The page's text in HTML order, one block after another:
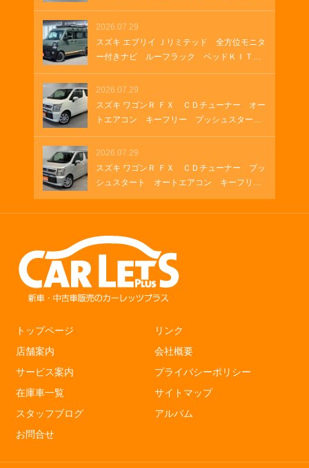
プラス シートヒーター ２１インチＲＳ
Ｓｐｙｄｅｒデザインホイール アダプティ
ブクルーズコントロール アダプティブエア
サスペンション ＥＴＣ２．０
2026.07.29
スズキ エブリイ Ｊリミテッド 全方位モニタ
ー付きナビ ルーフラック ベッドＫＩＴ
グリルガードバー ＥＴＣ ラバーマット
ＬＥＤヘッドランプ ＬＥＤフォグランプ
オートエアコン 両側パワースライド ＵＳ
Ｂソケット ＨＤＭＩ
2026.07.29
スズキ ワゴンＲ ＦＸ ＣＤチューナー オー
トエアコン キーフリー プッシュスター
ト シートヒーター
2026.07.29
スズキ ワゴンＲ ＦＸ ＣＤチューナー プッ
シュスタート オートエアコン キーフリ
ー シートヒーター
トップページ
店舗案内
サービス案内
在庫車一覧
スタッフブログ
お問合せ
リンク
会社概要
プライバシーポリシー
サイトマップ
アルバム